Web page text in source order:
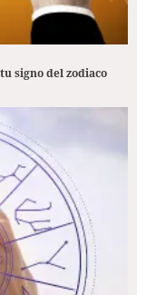
signo del zodiaco